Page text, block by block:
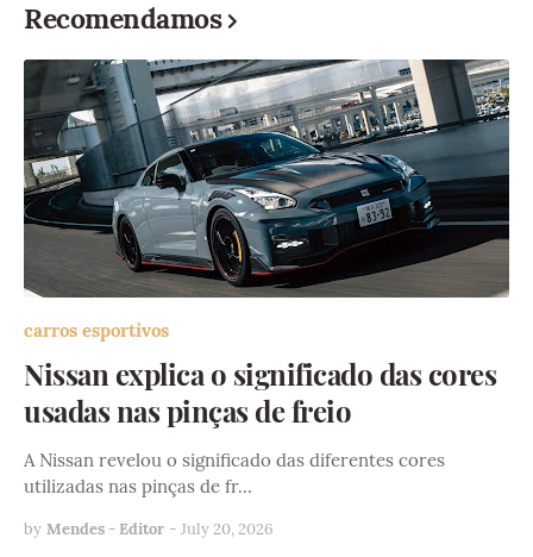
Recomendamos
carros esportivos
Nissan explica o significado das cores
usadas nas pinças de freio
A Nissan revelou o significado das diferentes cores
utilizadas nas pinças de fr…
by Mendes - Editor - July 20, 2026